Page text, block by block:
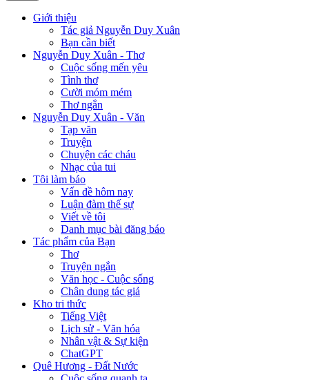
Giới thiệu
Tác giả Nguyễn Duy Xuân
Bạn cần biết
Nguyễn Duy Xuân - Thơ
Cuộc sống mến yêu
Tình thơ
Cười móm mém
Thơ ngắn
Nguyễn Duy Xuân - Văn
Tạp văn
Truyện
Chuyện các cháu
Nhạc của tui
Tôi làm báo
Vấn đề hôm nay
Luận đàm thế sự
Viết về tôi
Danh mục bài đăng báo
Tác phẩm của Bạn
Thơ
Truyện ngắn
Văn học - Cuộc sống
Chân dung tác giả
Kho tri thức
Tiếng Việt
Lịch sử - Văn hóa
Nhân vật & Sự kiện
ChatGPT
Quê Hương - Đất Nước